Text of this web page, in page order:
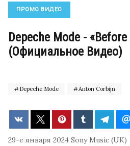
ПРОМО ВИДЕО
Depeche Mode -
(Официальное Видео)
Depeche Mode Anton Corbijn
29-е января 2024 Sony Music (UK)